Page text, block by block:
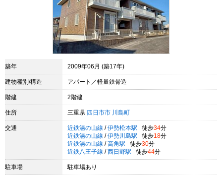
築年 2009年06月 (築17年)
建物種別/構造 アパート／軽量鉄骨造
階建 2階建
住所 三重県 四日市市 川島町
交通 近鉄湯の山線 / 伊勢松本駅 徒歩34分
近鉄湯の山線 / 伊勢川島駅 徒歩18分
近鉄湯の山線 / 高角駅 徒歩30分
近鉄八王子線 / 西日野駅 徒歩44分
駐車場 駐車場あり